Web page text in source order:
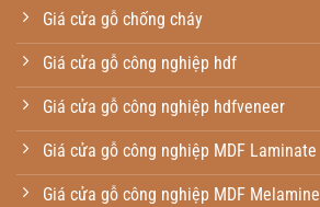
Giá cửa gỗ chống cháy
Giá cửa gỗ công nghiệp hdf
Giá cửa gỗ công nghiệp hdfveneer
Giá cửa gỗ công nghiệp MDF Laminate
Giá cửa gỗ công nghiệp MDF Melamine